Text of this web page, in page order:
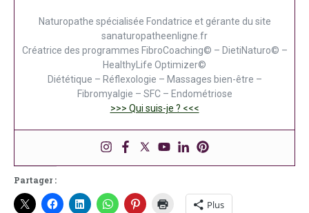
Naturopathe spécialisée Fondatrice et gérante du site
sanaturopatheenligne.fr
Créatrice des programmes FibroCoaching© – DietiNaturo© –
HealthyLife Optimizer©
Diététique – Réflexologie – Massages bien-être –
Fibromyalgie – SFC – Endométriose
>>> Qui suis-je ? <<<
Partager :
Plus